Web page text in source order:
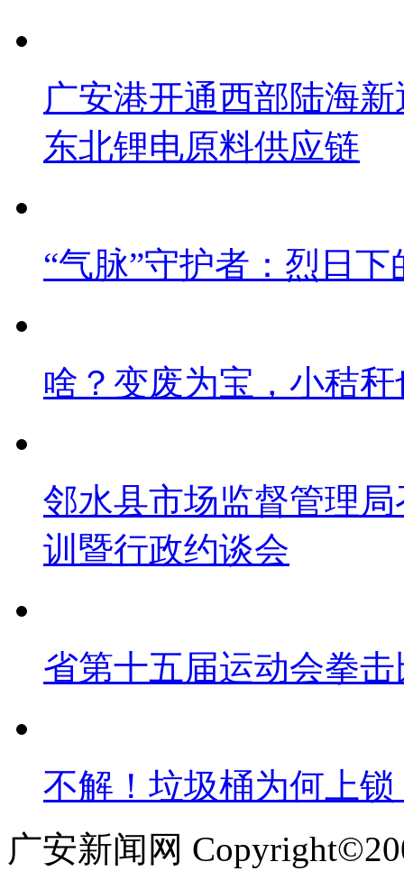
广安港开通西部陆海
东北锂电原料供应链
“气脉”守护者：烈日下
啥？变废为宝，小秸
邻水县市场监督管理
训暨行政约谈会
省第十五届运动会拳
不解！垃圾桶为何上锁
广安新闻网